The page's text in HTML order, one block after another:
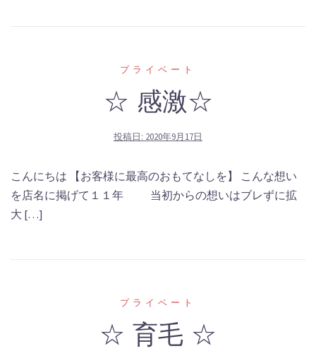
プライベート
☆ 感激☆
投稿日: 2020年9月17日
こんにちは 【お客様に最高のおもてなしを】 こんな想い
を店名に掲げて１１年 当初からの想いはブレずに拡
大 […]
プライベート
☆ 育毛 ☆